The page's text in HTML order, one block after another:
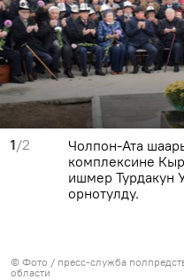
1/2
© Фото / пресс-служба
области
Чолпон-Ата
комплексине
ишмер Турдакун
орнотулду.